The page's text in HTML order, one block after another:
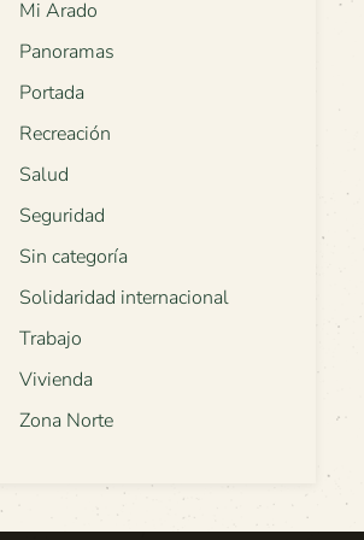
Mi Arado
Panoramas
Portada
Recreación
Salud
Seguridad
Sin categoría
Solidaridad internacional
Trabajo
Vivienda
Zona Norte